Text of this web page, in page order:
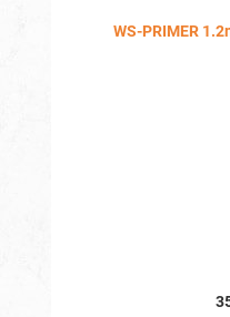
WS-PRIMER